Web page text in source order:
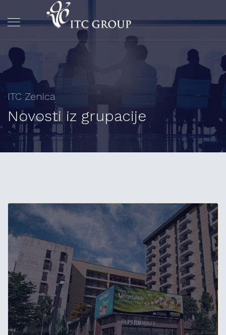
ITC Zenica
Novosti iz grupacije